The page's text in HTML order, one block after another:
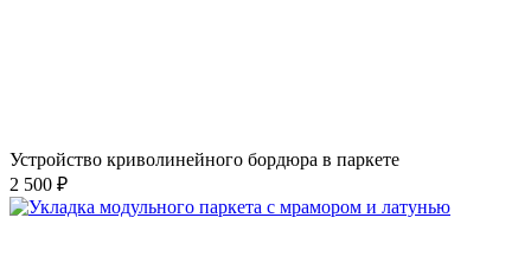
Устройство криволинейного бордюра в паркете
2 500 ₽